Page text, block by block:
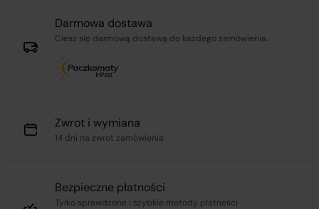
Darmowa dostawa
Ciesz się darmową dostawą do każdego zamówienia.
Zwrot i wymiana
14 dni na zwrot zamówienia
Bezpieczne płatności
Tylko sprawdzone i szybkie metody płatności